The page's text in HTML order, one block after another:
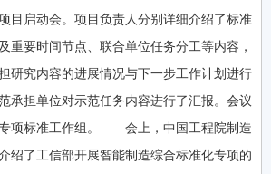
启动会。项目负责人分别详细介绍了标准
重要时间节点、联合单位任务分工等内容，
研究内容的进展情况与下一步工作计划进行
范承担单位对示范任务内容进行了汇报。会议
项标准工作组。 会上，中国工程院制造
绍了工信部开展智能制造综合标准化专项的